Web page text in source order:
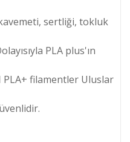
sertliği, tokluk
PLA plus'ın
PLA+ filamentler Uluslar